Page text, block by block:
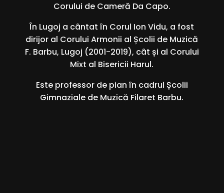
Corului de Cameră Da Capo.
În Lugoj a cântat în Corul Ion Vidu, a fost
dirijor al Corului Armonii al Școlii de Muzică
F. Barbu, Lugoj (2001-2019), cât și al Corului
Mixt al Bisericii Harul.
Este professor de pian în cadrul Școlii
Gimnaziale de Muzică Filaret Barbu.